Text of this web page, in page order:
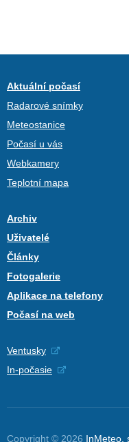
Aktuální počasí
Radarové snímky
Meteostanice
Počasí u vás
Webkamery
Teplotní mapa
Archiv
Uživatelé
Články
Fotogalerie
Aplikace na telefony
Počasí na web
Ventusky
In-počasie
Copyright © 2026 InMeteo,